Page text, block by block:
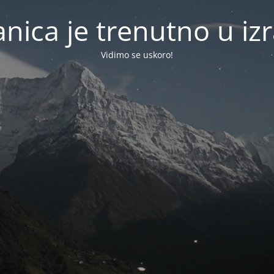
je trenutno u
Vidimo se uskoro!